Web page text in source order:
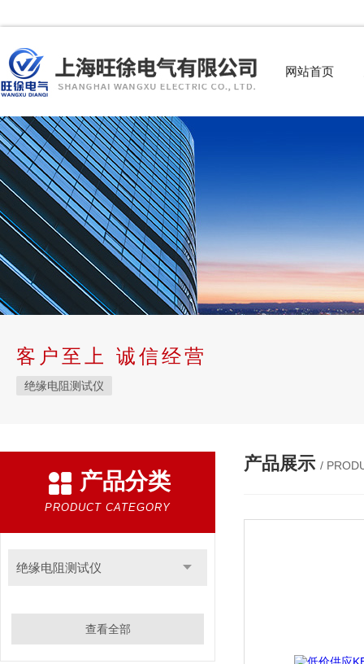
网站首页
客户至上 诚信经营
绝缘电阻测试仪
产品分类
PRODUCT CATEGORY
绝缘电阻测试仪
查看全部
产品展示 /